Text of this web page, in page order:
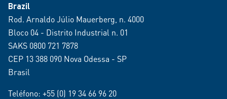
Brazil
Rod. Arnaldo Júlio Mauerberg, n. 4000
Bloco 04 - Distrito Industrial n. 01
SAKS 0800 721 7878
CEP 13 388 090 Nova Odessa - SP
Brasil
Teléfono: +55 (0) 19 34 66 96 20